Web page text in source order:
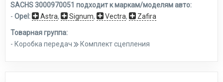
SACHS 3000970051 подходит к маркам/моделям авто:
- Opel: Astra, Signum, Vectra, Zafira
Товарная группа:
- Коробка передач
Комплект сцепления